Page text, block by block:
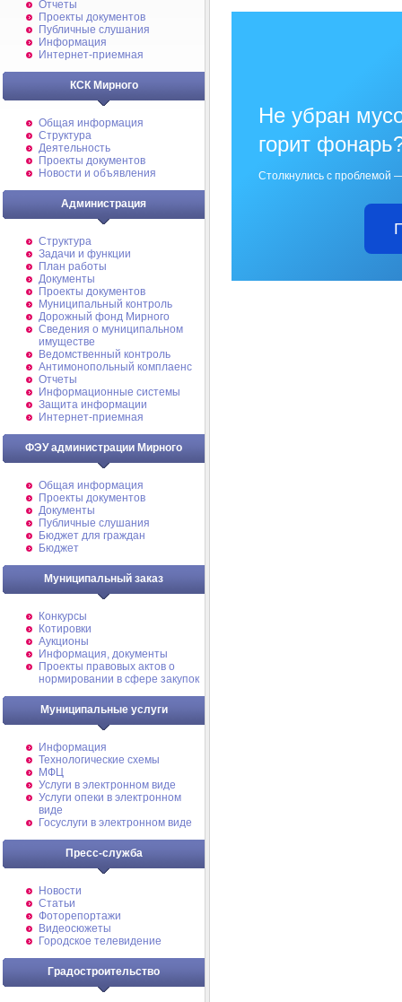
Отчеты
Проекты документов
Публичные слушания
Информация
Интернет-приемная
КСК Мирного
Общая информация
Структура
Деятельность
Проекты документов
Новости и объявления
Администрация
Структура
Задачи и функции
План работы
Документы
Проекты документов
Муниципальный контроль
Дорожный фонд Мирного
Cведения о муниципальном
имуществе
Ведомственный контроль
Антимонопольный комплаенс
Отчеты
Информационные системы
Защита информации
Интернет-приемная
ФЭУ администрации Мирного
Общая информация
Проекты документов
Документы
Публичные слушания
Бюджет для граждан
Бюджет
Муниципальный заказ
Конкурсы
Котировки
Аукционы
Информация, документы
Проекты правовых актов о
нормировании в сфере закупок
Муниципальные услуги
Информация
Технологические схемы
МФЦ
Услуги в электронном виде
Услуги опеки в электронном
виде
Госуслуги в электронном виде
Пресс-служба
Новости
Статьи
Фоторепортажи
Видеосюжеты
Городское телевидение
Градостроительство
Не убран
горит
Столкнулись с проблемой